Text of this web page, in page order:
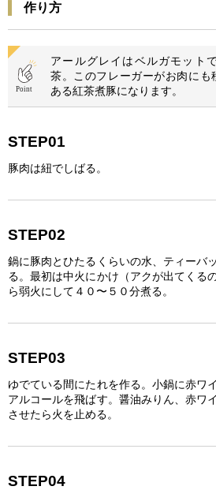
作り方
アールグレイはベルガモット
茶。このフレーガーがお肉に
ある紅茶煮豚になります。
STEP01
豚肉は紐でしばる。
STEP02
鍋に豚肉とひたるくらいの水、ティーバ
る。最初は中火にかけ（アクが出てくる
ら弱火にして４０〜５０分煮る。
STEP03
ゆでている間にたれを作る。小鍋に赤ワ
アルコールを飛ばす。醤油みりん、赤ワ
させたら火を止める。
STEP04